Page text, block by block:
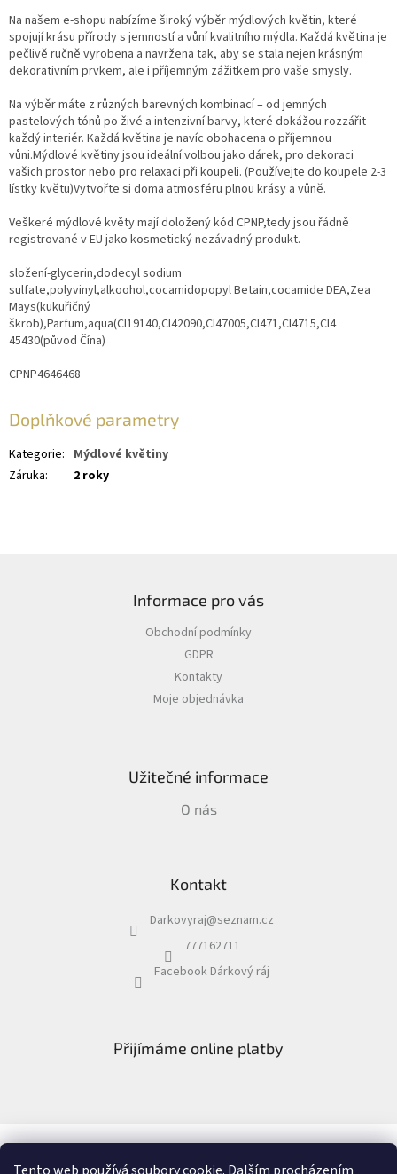
Na našem e-shopu nabízíme široký výběr mýdlových květin, které
spojují krásu přírody s jemností a vůní kvalitního mýdla. Každá květina je
pečlivě ručně vyrobena a navržena tak, aby se stala nejen krásným
dekorativním prvkem, ale i příjemným zážitkem pro vaše smysly.
Na výběr máte z různých barevných kombinací – od jemných
pastelových tónů po živé a intenzivní barvy, které dokážou rozzářit
každý interiér. Každá květina je navíc obohacena o příjemnou
vůni.Mýdlové květiny jsou ideální volbou jako dárek, pro dekoraci
vašich prostor nebo pro relaxaci při koupeli. (Používejte do koupele 2-3
lístky květu)Vytvořte si doma atmosféru plnou krásy a vůně.
Veškeré mýdlové květy mají doložený kód CPNP,tedy jsou řádně
registrované v EU jako kosmetický nezávadný produkt.
složení-glycerin,dodecyl sodium
sulfate,polyvinyl,alkoohol,cocamidopopyl Betain,cocamide DEA,Zea
Mays(kukuřičný
škrob),Parfum,aqua(Cl19140,Cl42090,Cl47005,Cl471,Cl4715,Cl4
45430(původ Čína)
CPNP4646468
Doplňkové parametry
Kategorie: Mýdlové květiny
Záruka: 2 roky
Informace pro vás
Obchodní podmínky
GDPR
Kontakty
Moje objednávka
Užitečné informace
O nás
Kontakt
Darkovyraj@seznam.cz
777162711
Facebook Dárkový ráj
Přijímáme online platby